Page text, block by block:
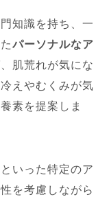
知識を持ち、一
パーソナルなア
肌荒れが気にな
えやむくみが気
素を提案しま
いった特定のア
を考慮しながら